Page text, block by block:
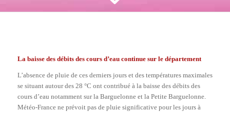
La baisse des débits des cours d’eau continue sur le département
L’absence de pluie de ces derniers jours et des températures maximales
se situant autour des 28 °C ont contribué à la baisse des débits des
cours d’eau notamment sur la Barguelonne et la Petite Barguelonne.
Météo-France ne prévoit pas de pluie significative pour les jours à